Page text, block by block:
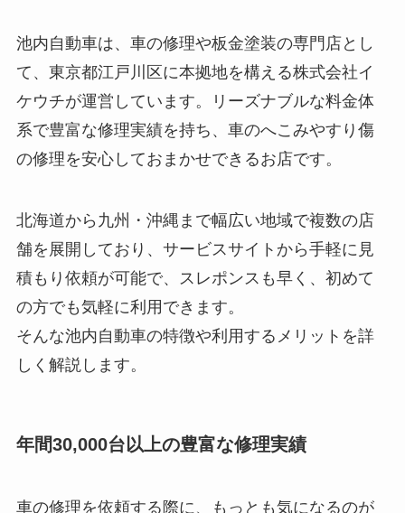
池内自動車は、車の修理や板金塗装の専門店とし
て、東京都江戸川区に本拠地を構える株式会社イ
ケウチが運営しています。リーズナブルな料金体
系で豊富な修理実績を持ち、車のへこみやすり傷
の修理を安心しておまかせできるお店です。
北海道から九州・沖縄まで幅広い地域で複数の店
舗を展開しており、サービスサイトから手軽に見
積もり依頼が可能で、スレポンスも早く、初めて
の方でも気軽に利用できます。
そんな池内自動車の特徴や利用するメリットを詳
しく解説します。
年間30,000台以上の豊富な修理実績
車の修理を依頼する際に、もっとも気になるのが